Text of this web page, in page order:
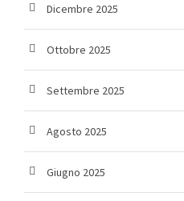
Dicembre 2025
Ottobre 2025
Settembre 2025
Agosto 2025
Giugno 2025